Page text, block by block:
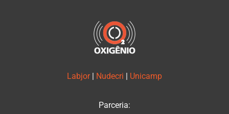
Labjor | Nudecri | Unicamp
Parceria: